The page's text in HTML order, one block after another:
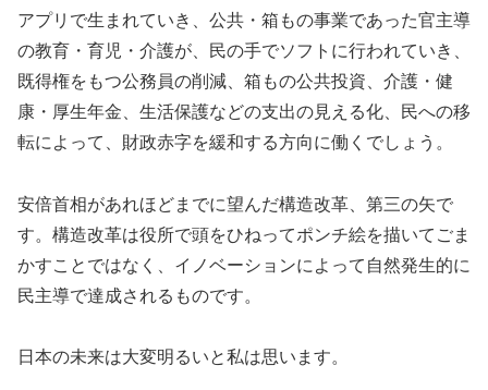
アプリで生まれていき、公共・箱もの事業であった官主導
の教育・育児・介護が、民の手でソフトに行われていき、
既得権をもつ公務員の削減、箱もの公共投資、介護・健
康・厚生年金、生活保護などの支出の見える化、民への移
転によって、財政赤字を緩和する方向に働くでしょう。
安倍首相があれほどまでに望んだ構造改革、第三の矢で
す。構造改革は役所で頭をひねってポンチ絵を描いてごま
かすことではなく、イノベーションによって自然発生的に
民主導で達成されるものです。
日本の未来は大変明るいと私は思います。